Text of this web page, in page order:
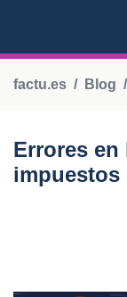
factu.es Blog
Errores
impuestos